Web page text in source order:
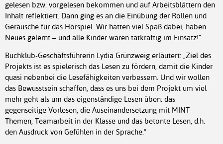
gelesen bzw. vorgelesen bekommen und auf Arbeitsblättern den
Inhalt reflektiert. Dann ging es an die Einübung der Rollen und
Geräusche für das Hörspiel. Wir hatten viel Spaß dabei, haben
Neues gelernt – und alle Kinder waren tatkräftig im Einsatz!“
Buchklub-Geschäftsführerin Lydia Grünzweig erläutert: „Ziel des
Projekts ist es spielerisch das Lesen zu fördern, damit die Kinder
quasi nebenbei die Lesefähigkeiten verbessern. Und wir wollen
das Bewusstsein schaffen, dass es uns bei dem Projekt um viel
mehr geht als um das eigenständige Lesen üben: das
gegenseitige Vorlesen, die Auseinandersetzung mit MINT-
Themen, Teamarbeit in der Klasse und das betonte Lesen, d.h.
den Ausdruck von Gefühlen in der Sprache.“